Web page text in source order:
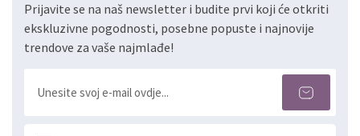
Prijavite se na naš newsletter i budite prvi koji će otkriti
ekskluzivne pogodnosti, posebne popuste i najnovije
trendove za vaše najmlađe!